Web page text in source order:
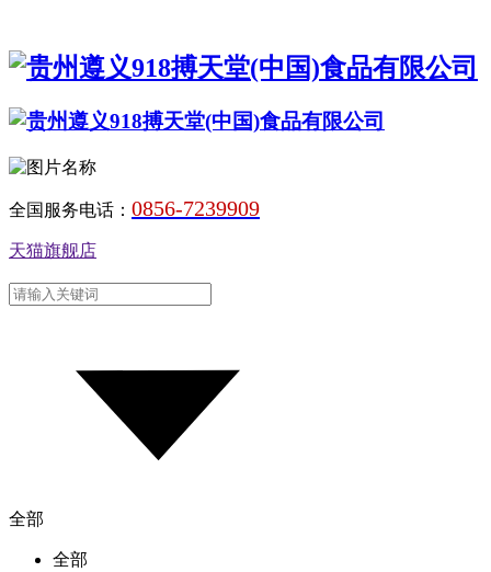
全国服务电话： 0856-7239909
天猫旗舰店
全部
全部